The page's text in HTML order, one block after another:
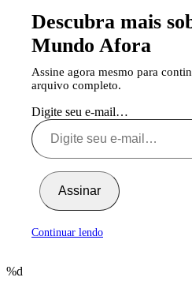
Descubra mais
Mundo Afora
Assine agora mesmo para
arquivo completo.
Digite seu e-mail…
Assinar
Continuar lendo
%d